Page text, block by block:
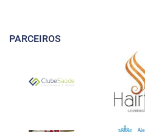
PARCEIROS